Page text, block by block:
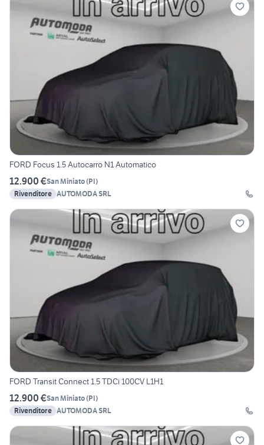
FORD Focus 1.5 Autocarro N1 Automatico
12.900 €San Miniato(PI)
Rivenditore AUTOMODA SRL
FORD Transit Connect 1.5 TDCi 100CV L1H1
12.900 €San Miniato(PI)
Rivenditore AUTOMODA SRL